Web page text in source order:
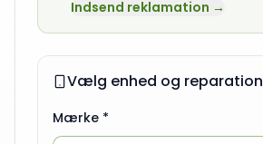
Indsend reklamation →
Vælg enhed og reparation
Mærke *